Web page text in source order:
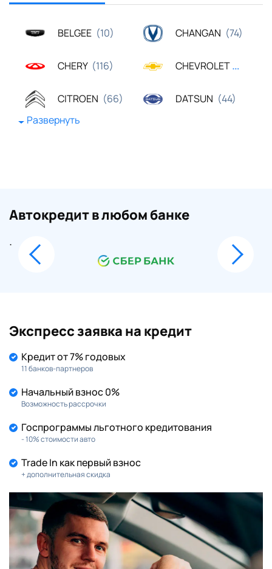
BELGEE (10) CHANGAN (74)
CHERY (116) CHEVROLET (23)
CITROEN (66) DATSUN (44)
(99) (436)
KIA (602) MAZDA
MITSUBISHI (149)
RENAULT (155)
SUZUKI (86) TOYOTA
VOLKSWAGEN (164)
Развернуть
Автокредит в любом банке
.
Экспресс заявка на кредит
Кредит от 7% годовых
11 банков-партнеров
Начальный взнос 0%
Возможность рассрочки
Госпрограммы льготного кредитования
- 10% стоимости авто
Trade In как первый взнос
+ дополнительная скидка